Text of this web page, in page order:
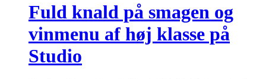
Fuld knald på smagen og
vinmenu af høj klasse på
Studio